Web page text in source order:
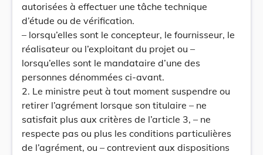
autorisées à effectuer une tâche technique
d’étude ou de vérification.
– lorsqu’elles sont le concepteur, le fournisseur, le
réalisateur ou l’exploitant du projet ou –
lorsqu’elles sont le mandataire d’une des
personnes dénommées ci-avant.
2. Le ministre peut à tout moment suspendre ou
retirer l’agrément lorsque son titulaire – ne
satisfait plus aux critères de l’article 3, – ne
respecte pas ou plus les conditions particulières
de l’agrément, ou – contrevient aux dispositions